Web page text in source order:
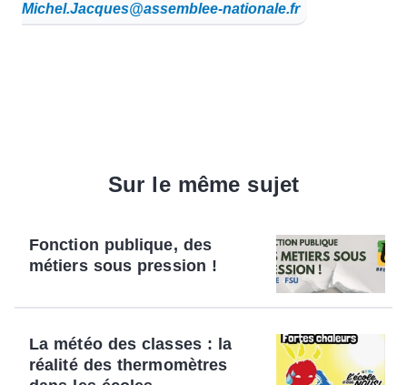
Michel.Jacques@assemblee-nationale.fr
Sur le même sujet
Fonction publique, des
métiers sous pression !
La météo des classes : la
réalité des thermomètres